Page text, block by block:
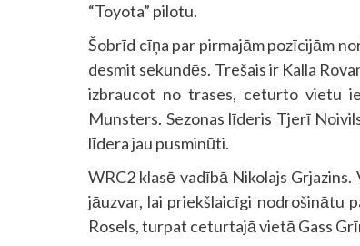
“Toyota” pilotu.
Šobrīd cīņa par pirmajām pozīcijām
desmit sekundēs. Trešais ir Kalla
izbraucot no trases, ceturto vietu
Munsters. Sezonas līderis Tjerī
līdera jau pusminūti.
WRC2 klasē vadībā Nikolajs
jāuzvar, lai priekšlaicīgi nodrošinātu
Rosels, turpat ceturtajā vietā Gass